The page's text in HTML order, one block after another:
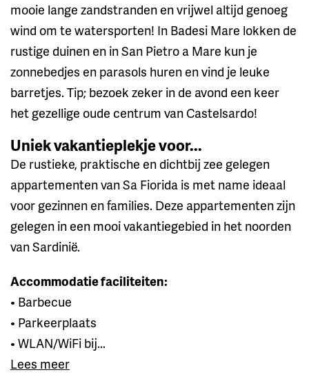
mooie lange zandstranden en vrijwel altijd genoeg
wind om te watersporten! In Badesi Mare lokken de
rustige duinen en in San Pietro a Mare kun je
zonnebedjes en parasols huren en vind je leuke
barretjes. Tip; bezoek zeker in de avond een keer
het gezellige oude centrum van Castelsardo!
Uniek vakantieplekje voor...
De rustieke, praktische en dichtbij zee gelegen
appartementen van Sa Fiorida is met name ideaal
voor gezinnen en families. Deze appartementen zijn
gelegen in een mooi vakantiegebied in het noorden
van Sardinië.
Accommodatie faciliteiten:
• Barbecue
• Parkeerplaats
• WLAN/WiFi bij...
Lees meer